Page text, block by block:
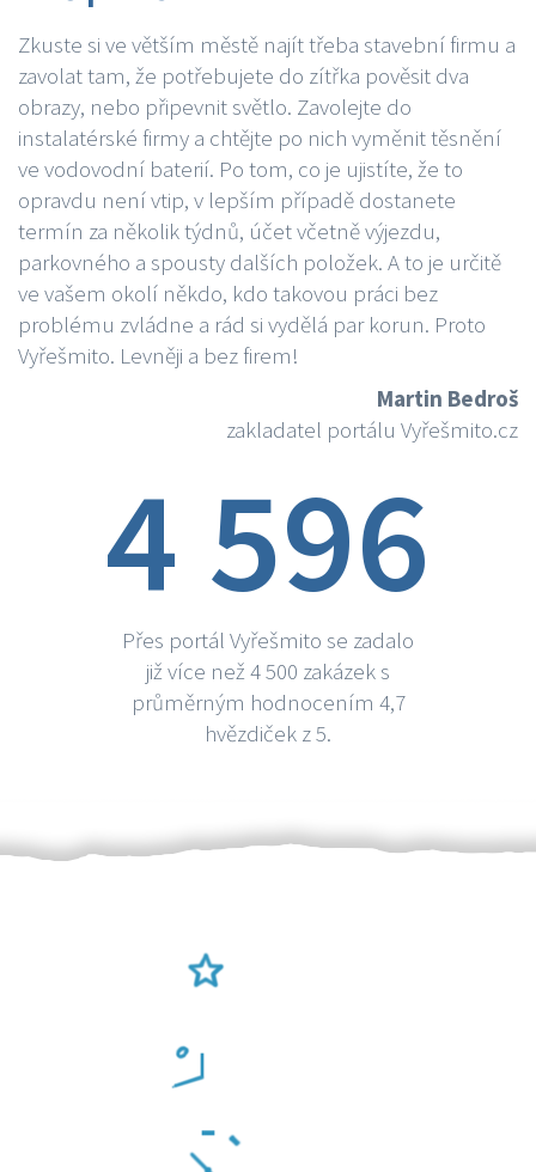
Zkuste si ve větším městě najít třeba stavební firmu a
zavolat tam, že potřebujete do zítřka pověsit dva
obrazy, nebo připevnit světlo. Zavolejte do
instalatérské firmy a chtějte po nich vyměnit těsnění
ve vodovodní baterií. Po tom, co je ujistíte, že to
opravdu není vtip, v lepším případě dostanete
termín za několik týdnů, účet včetně výjezdu,
parkovného a spousty dalších položek. A to je určitě
ve vašem okolí někdo, kdo takovou práci bez
problému zvládne a rád si vydělá par korun. Proto
Vyřešmito. Levněji a bez firem!
Martin Bedroš
zakladatel portálu Vyřešmito.cz
4 596
Přes portál Vyřešmito se zadalo
již více než 4 500 zakázek s
průměrným hodnocením 4,7
hvězdiček z 5.